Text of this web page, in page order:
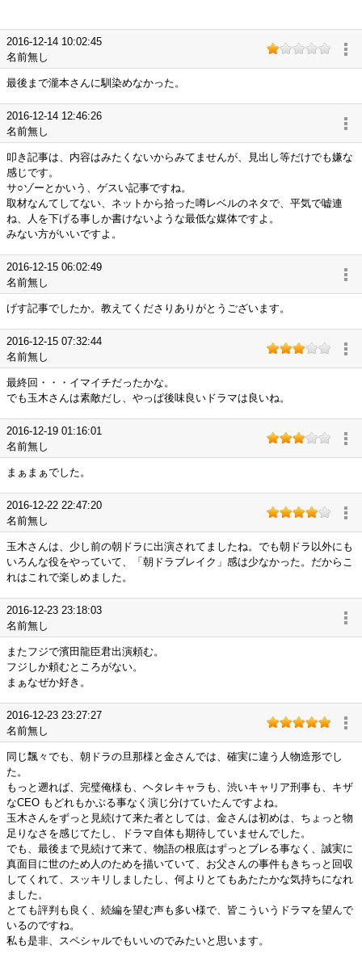
2016-12-14 10:02:45
名前無し
最後まで瀧本さんに馴染めなかった。
2016-12-14 12:46:26
名前無し
叩き記事は、内容はみたくないからみてませんが、見出し等だけでも嫌な
感じです。
サ○ゾーとかいう、ゲスい記事ですね。
取材なんてしてない、ネットから拾った噂レベルのネタで、平気で嘘連
ね、人を下げる事しか書けないような最低な媒体ですよ。
みない方がいいですよ。
2016-12-15 06:02:49
名前無し
げす記事でしたか。教えてくださりありがとうございます。
2016-12-15 07:32:44
名前無し
最終回・・・イマイチだったかな。
でも玉木さんは素敵だし、やっぱ後味良いドラマは良いね。
2016-12-19 01:16:01
名前無し
まぁまぁでした。
2016-12-22 22:47:20
名前無し
玉木さんは、少し前の朝ドラに出演されてましたね。でも朝ドラ以外にも
いろんな役をやっていて、「朝ドラブレイク」感は少なかった。だからこ
れはこれで楽しめました。
2016-12-23 23:18:03
名前無し
またフジで濱田龍臣君出演頼む。
フジしか頼むところがない。
まぁなぜか好き。
2016-12-23 23:27:27
名前無し
同じ飄々でも、朝ドラの旦那様と金さんでは、確実に違う人物造形でし
た。
もっと遡れば、完璧俺様も、ヘタレキャラも、渋いキャリア刑事も、キザ
なCEO もどれもかぶる事なく演じ分けていたんですよね。
玉木さんをずっと見続けて来た者としては、金さんは初めは、ちょっと物
足りなさを感じてたし、ドラマ自体も期待していませんでした。
でも、最後まで見続けて来て、物語の根底はずっとブレる事なく、誠実に
真面目に世のため人のためを描いていて、お父さんの事件もきちっと回収
してくれて、スッキリしましたし、何よりとてもあたたかな気持ちになれ
ました。
とても評判も良く、続編を望む声も多い様で、皆こういうドラマを望んで
いるのですね。
私も是非、スペシャルでもいいのでみたいと思います。